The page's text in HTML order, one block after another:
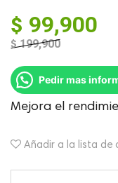
$199,900
precio
original
era:
$ 99,900
precio
actual
es:
Pedir mas
Mejora el
Añadir a la lista de